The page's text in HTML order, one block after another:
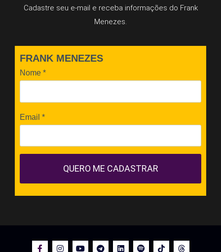
Cadastre seu e-mail e receba informações do Frank
Menezes.
FRANK MENEZES
Nome *
Email *
QUERO ME CADASTRAR